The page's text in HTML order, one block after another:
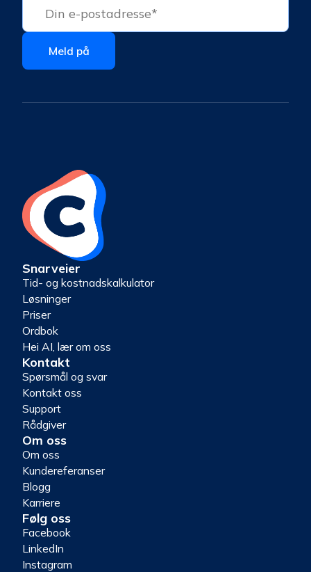
Snarveier
Tid- og kostnadskalkulator
Løsninger
Priser
Ordbok
Hei AI, lær om oss
Kontakt
Spørsmål og svar
Kontakt oss
Support
Rådgiver
Om oss
Om oss
Kundereferanser
Blogg
Karriere
Følg oss
Facebook
LinkedIn
Instagram